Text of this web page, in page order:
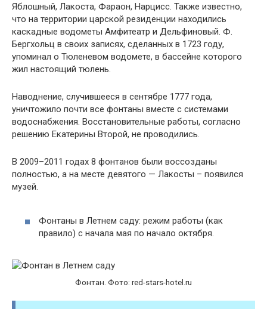
Яблошный, Лакоста, Фараон, Нарцисс. Также известно,
что на территории царской резиденции находились
каскадные водометы Амфитеатр и Дельфиновый. Ф.
Бергхольц в своих записях, сделанных в 1723 году,
упоминал о Тюленевом водомете, в бассейне которого
жил настоящий тюлень.
Наводнение, случившееся в сентябре 1777 года,
уничтожило почти все фонтаны вместе с системами
водоснабжения. Восстановительные работы, согласно
решению Екатерины Второй, не проводились.
В 2009–2011 годах 8 фонтанов были воссозданы
полностью, а на месте девятого — Лакосты – появился
музей.
Фонтаны в Летнем саду: режим работы (как
правило) с начала мая по начало октября.
Фонтан. Фото: red-stars-hotel.ru